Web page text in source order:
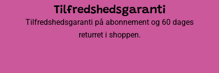
Tilfredshedsgaranti
Tilfredshedsgaranti på abonnement og 60 dages
returret i shoppen.